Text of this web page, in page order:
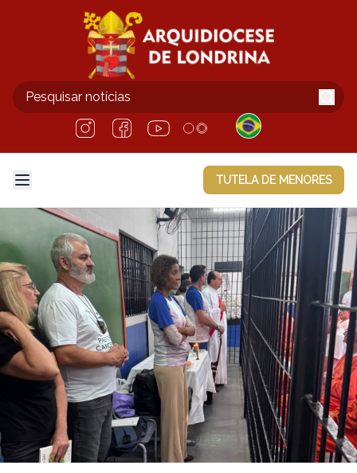
TUTELA DE MENORES